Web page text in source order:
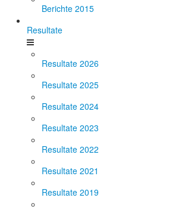
Berichte 2015
Resultate
Resultate 2026
Resultate 2025
Resultate 2024
Resultate 2023
Resultate 2022
Resultate 2021
Resultate 2019